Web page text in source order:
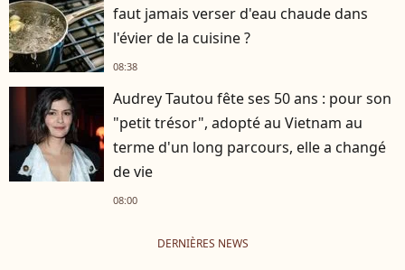
faut jamais verser d'eau chaude dans
l'évier de la cuisine ?
08:38
Audrey Tautou fête ses 50 ans : pour son
"petit trésor", adopté au Vietnam au
terme d'un long parcours, elle a changé
de vie
08:00
DERNIÈRES NEWS